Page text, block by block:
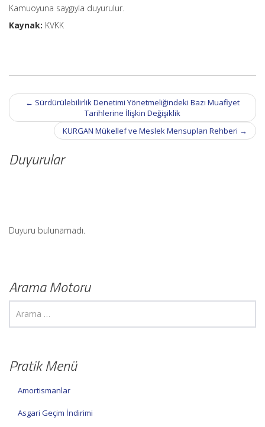
Kamuoyuna saygıyla duyurulur.
Kaynak: KVKK
Post
navigation
← Sürdürülebilirlik Denetimi Yönetmeliğindeki Bazı Muafiyet
Tarihlerine İlişkin Değişiklik
KURGAN Mükellef ve Meslek Mensupları Rehberi →
Duyurular
Duyuru bulunamadı.
Arama Motoru
Pratik Menü
Amortismanlar
Asgari Geçim İndirimi